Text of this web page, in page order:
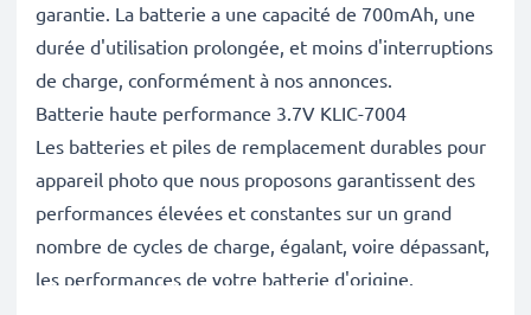
garantie. La batterie a une capacité de 700mAh, une
durée d'utilisation prolongée, et moins d'interruptions
de charge, conformément à nos annonces.
Batterie haute performance 3.7V KLIC-7004
Les batteries et piles de remplacement durables pour
appareil photo que nous proposons garantissent des
performances élevées et constantes sur un grand
nombre de cycles de charge, égalant, voire dépassant,
les performances de votre batterie d'origine.